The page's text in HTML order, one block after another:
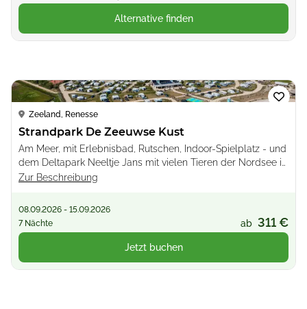
Alternative finden
Loading...
Zeeland, Renesse
Strandpark De Zeeuwse Kust
Am Meer, mit Erlebnisbad, Rutschen, Indoor-Spielplatz - und
dem Deltapark Neeltje Jans mit vielen Tieren der Nordsee in
der Nähe
Zur Beschreibung
08.09.2026 - 15.09.2026
7 Nächte
ab 311 €
Jetzt buchen